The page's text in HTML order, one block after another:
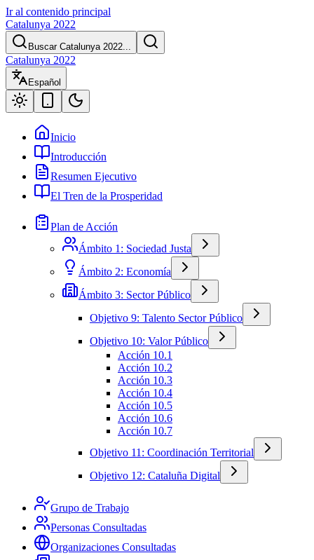
Ir al contenido principal
Catalunya 2022
Buscar Catalunya 2022...
Catalunya 2022
Español
Inicio
Introducción
Resumen Ejecutivo
El Tren de la Prosperidad
Plan de Acción
Ámbito 1: Sociedad Justa
Ámbito 2: Economía
Ámbito 3: Sector Público
Objetivo 9: Talento Sector Público
Objetivo 10: Valor Público
Acción 10.1
Acción 10.2
Acción 10.3
Acción 10.4
Acción 10.5
Acción 10.6
Acción 10.7
Objetivo 11: Coordinación Territorial
Objetivo 12: Cataluña Digital
Grupo de Trabajo
Personas Consultadas
Organizaciones Consultadas